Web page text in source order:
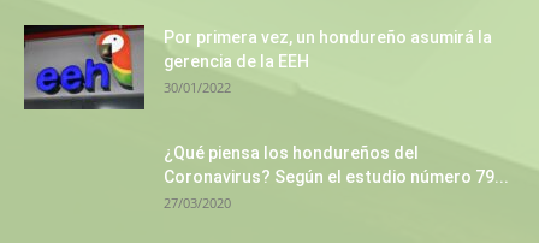
Por primera vez, un hondureño asumirá la
gerencia de la EEH
30/01/2022
¿Qué piensa los hondureños del
Coronavirus? Según el estudio número 79...
27/03/2020